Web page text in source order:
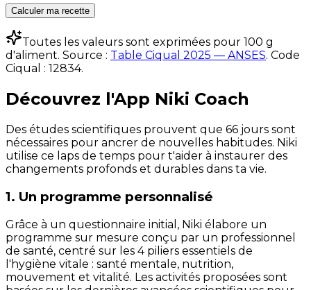
Calculer ma recette
Toutes les valeurs sont exprimées pour 100 g
d'aliment. Source : Table Ciqual 2025 — ANSES. Code
Ciqual : 12834.
Découvrez l'App Niki Coach
Des études scientifiques prouvent que 66 jours sont
nécessaires pour ancrer de nouvelles habitudes. Niki
utilise ce laps de temps pour t'aider à instaurer des
changements profonds et durables dans ta vie.
1. Un programme personnalisé
Grâce à un questionnaire initial, Niki élabore un
programme sur mesure conçu par un professionnel
de santé, centré sur les 4 piliers essentiels de
l'hygiène vitale : santé mentale, nutrition,
mouvement et vitalité. Les activités proposées sont